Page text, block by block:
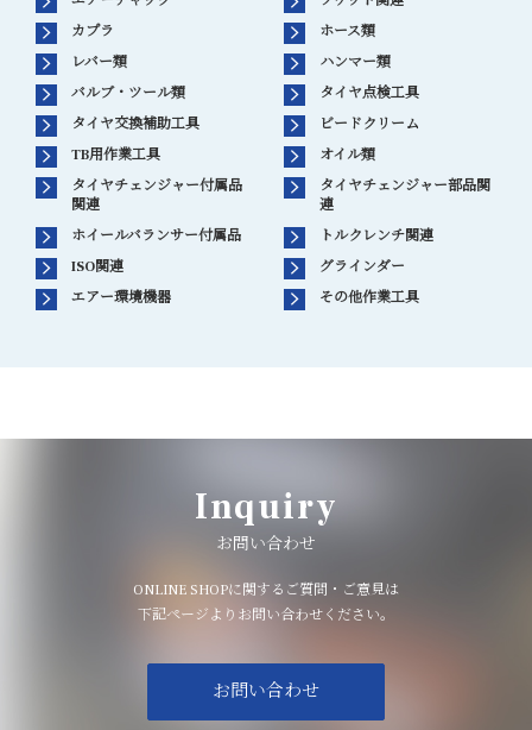
カプラ
ホース類
レバー類
ハンマー類
バルブ・ツール類
タイヤ点検工具
タイヤ交換補助工具
ビードクリーム
TB用作業工具
オイル類
タイヤチェンジャー付属品
関連
タイヤチェンジャー部品関
連
ホイールバランサー付属品
トルクレンチ関連
ISO関連
グラインダー
エアー環境機器
その他作業工具
Inquiry
お問い合わせ
ONLINE SHOPに関するご質問・ご意見は
下記ページよりお問い合わせください。
お問い合わせ